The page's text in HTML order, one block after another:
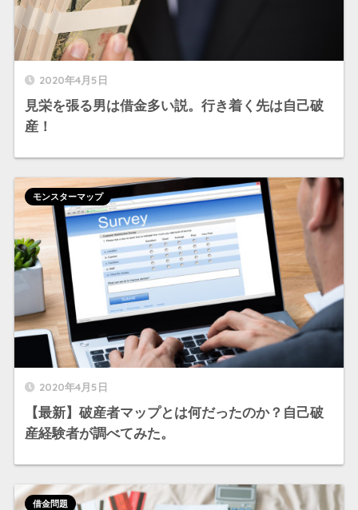
2020年4月5日
見栄を張る男は借金多い説。行き着く先は自己破
産！
2020年4月5日
【最新】破産者マップとは何だったのか？自己破
産経験者が調べてみた。
モンスターマップ
借金問題